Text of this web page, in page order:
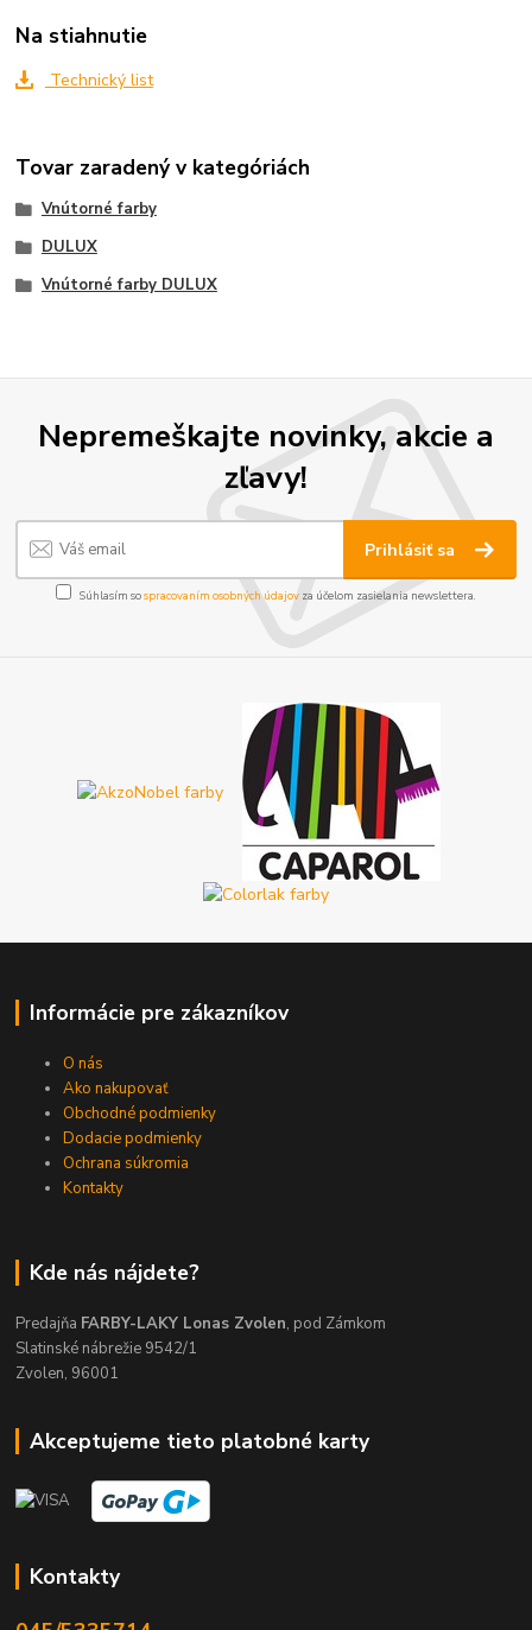
Na stiahnutie
Technický list
Tovar zaradený v kategóriách
Vnútorné farby
DULUX
Vnútorné farby DULUX
Nepremeškajte novinky, akcie a
zľavy!
Prihlásiť sa
Súhlasím sospracovaním osobných údajov za účelom zasielania newslettera.
Informácie pre zákazníkov
O nás
Ako nakupovať
Obchodné podmienky
Dodacie podmienky
Ochrana súkromia
Kontakty
Kde nás nájdete?
Predajňa FARBY-LAKY Lonas Zvolen, pod Zámkom
Slatinské nábrežie 9542/1
Zvolen, 96001
Akceptujeme tieto platobné karty
Kontakty